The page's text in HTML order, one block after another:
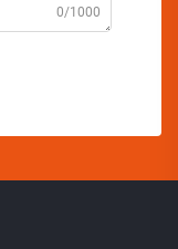
0/1000